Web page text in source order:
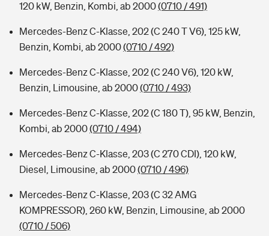
120 kW, Benzin, Kombi, ab 2000(0710 / 491)
Mercedes-Benz C-Klasse, 202 (C 240 T V6), 125 kW,
Benzin, Kombi, ab 2000(0710 / 492)
Mercedes-Benz C-Klasse, 202 (C 240 V6), 120 kW,
Benzin, Limousine, ab 2000(0710 / 493)
Mercedes-Benz C-Klasse, 202 (C 180 T), 95 kW, Benzin,
Kombi, ab 2000(0710 / 494)
Mercedes-Benz C-Klasse, 203 (C 270 CDI), 120 kW,
Diesel, Limousine, ab 2000(0710 / 496)
Mercedes-Benz C-Klasse, 203 (C 32 AMG
KOMPRESSOR), 260 kW, Benzin, Limousine, ab 2000
(0710 / 506)